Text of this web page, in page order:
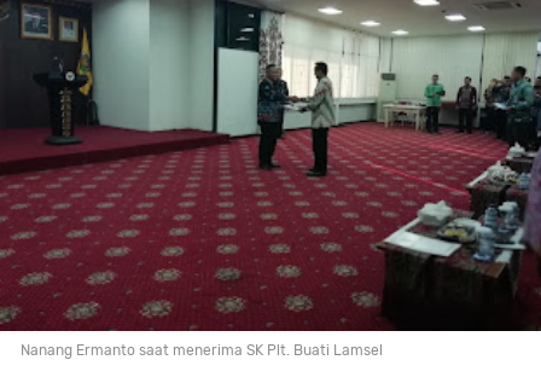
Nanang Ermanto saat menerima SK Plt. Buati Lamsel